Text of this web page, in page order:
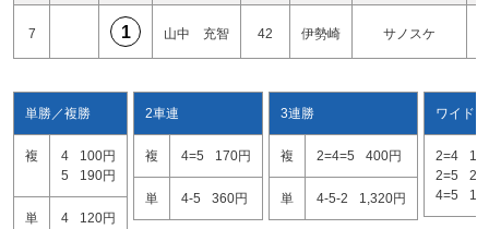
7 1 山中 充智 42 伊勢崎 サノスケ
単勝／複勝
複 4
100円
5
190円
単 4 120円
2車連
複 4=5 170円
単 4-5 360円
3連勝
複 2=4=5 400円
単 4-5-2 1,320円
ワイド
2=4
2=5
4=5